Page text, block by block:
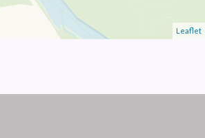
Leaflet